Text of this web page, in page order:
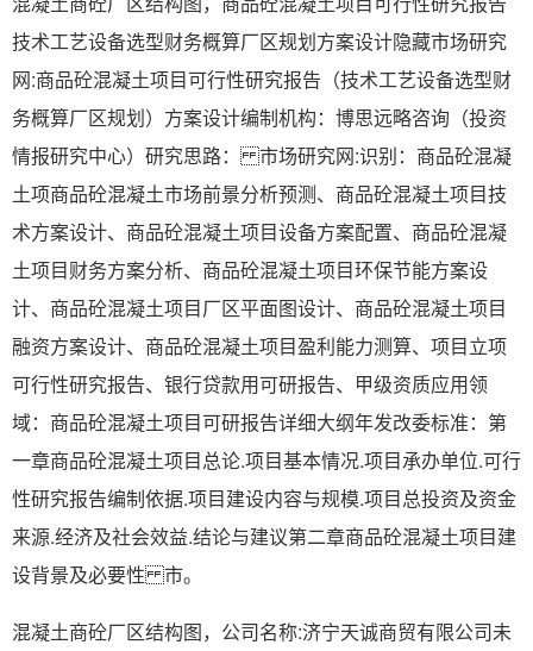
技术工艺设备选型财务概算厂区规划方案设计隐藏市场研究
网:商品砼混凝土项目可行性研究报告（技术工艺设备选型财
务概算厂区规划）方案设计编制机构：博思远略咨询（投资
情报研究中心）研究思路： 市场研究网:识别：商品砼混凝
土项商品砼混凝土市场前景分析预测、商品砼混凝土项目技
术方案设计、商品砼混凝土项目设备方案配置、商品砼混凝
土项目财务方案分析、商品砼混凝土项目环保节能方案设
计、商品砼混凝土项目厂区平面图设计、商品砼混凝土项目
融资方案设计、商品砼混凝土项目盈利能力测算、项目立项
可行性研究报告、银行贷款用可研报告、甲级资质应用领
域：商品砼混凝土项目可研报告详细大纲年发改委标准：第
一章商品砼混凝土项目总论.项目基本情况.项目承办单位.可行
性研究报告编制依据.项目建设内容与规模.项目总投资及资金
来源.经济及社会效益.结论与建议第二章商品砼混凝土项目建
设背景及必要性 市。
混凝土商砼厂区结构图，公司名称:济宁天诚商贸有限公司未